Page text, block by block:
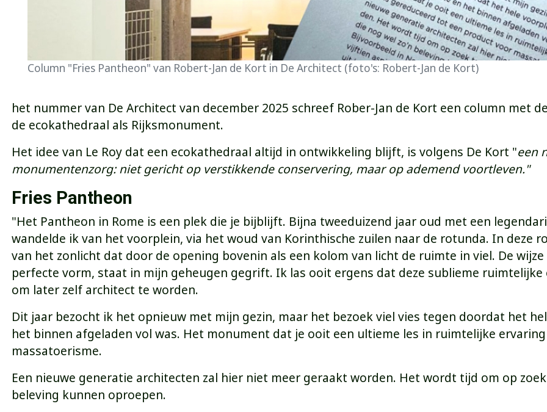
Column "Fries Pantheon" van Robert-Jan de Kort in De Architect (foto's: Robert-Jan de Kort)
het nummer van De Architect van december 2025 schreef Rober-Jan de Kort een column met
de ecokathedraal als Rijksmonument.
Het idee van Le Roy dat een ecokathedraal altijd in ontwikkeling blijft, is volgens De Kort "een
monumentenzorg: niet gericht op verstikkende conservering, maar op ademend voortleven."
Fries Pantheon
"Het Pantheon in Rome is een plek die je bijblijft. Bijna tweeduizend jaar oud met een
wandelde ik van het voorplein, via het woud van Korinthische zuilen naar de rotunda. In deze
van het zonlicht dat door de opening bovenin als een kolom van licht de ruimte in viel. De
perfecte vorm, staat in mijn geheugen gegrift. Ik las ooit ergens dat deze sublieme
om later zelf architect te worden.
Dit jaar bezocht ik het opnieuw met mijn gezin, maar het bezoek viel vies tegen doordat het
het binnen afgeladen vol was. Het monument dat je ooit een ultieme les in ruimtelijke
massatoerisme.
Een nieuwe generatie architecten zal hier niet meer geraakt worden. Het wordt tijd om op
beleving kunnen oproepen.